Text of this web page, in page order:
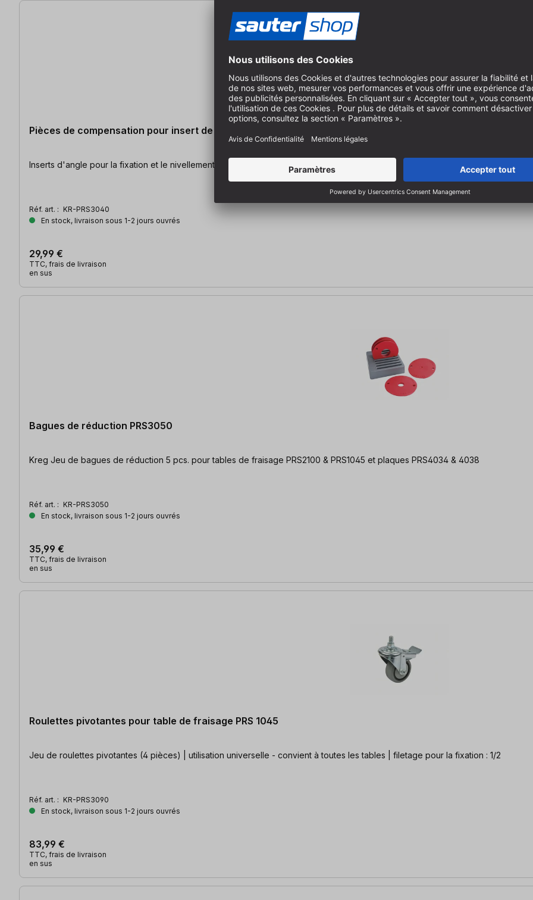
Pièces de compensation pour insert de précision de la table de fraisage
Inserts d'angle pour la fixation et le nivellement | quatre pièces de compensation d'insert pour inserts Kreg PRS4034 / PRS
Réf. art. : KR-PRS3040
En stock, livraison sous 1-2 jours ouvrés
29,99 €
TTC, frais de livraison
en sus
Bagues de réduction PRS3050
Kreg Jeu de bagues de réduction 5 pcs. pour tables de fraisage PRS2100 & PRS1045 et plaques PRS4034 & 4038
Réf. art. : KR-PRS3050
En stock, livraison sous 1-2 jours ouvrés
35,99 €
TTC, frais de livraison
en sus
Roulettes pivotantes pour table de fraisage PRS 1045
Jeu de roulettes pivotantes (4 pièces) | utilisation universelle - convient à toutes les tables | filetage pour la fixation : 1/2
Réf. art. : KR-PRS3090
En stock, livraison sous 1-2 jours ouvrés
83,99 €
TTC, frais de livraison
en sus